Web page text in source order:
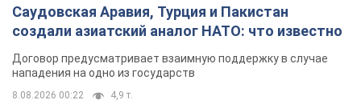
Саудовская Аравия, Турция и Пакистан
создали азиатский аналог НАТО: что известно
Договор предусматривает взаимную поддержку в случае
нападения на одно из государств
8.08.2026 00:22 4,9 т.